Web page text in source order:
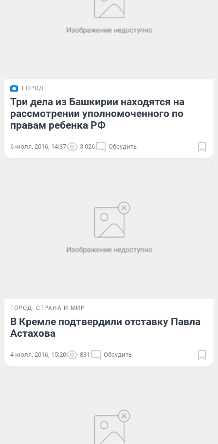
ГОРОД
Три дела из Башкирии находятся на
рассмотрении уполномоченного по
правам ребенка РФ
6 июля, 2016, 14:37 3 026 Обсудить
ГОРОД СТРАНА И МИР
В Кремле подтвердили отставку Павла
Астахова
4 июля, 2016, 15:20 831 Обсудить